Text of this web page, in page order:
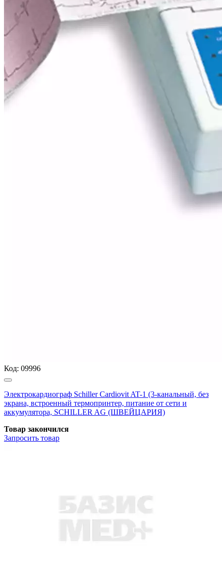
Код: 09996
Электрокардиограф Schiller Cardiovit AT-1 (3-канальный, без
экрана, встроенный термопринтер, питание от сети и
аккумулятора, SCHILLER AG (ШВЕЙЦАРИЯ)
Товар закончился
Запросить товар